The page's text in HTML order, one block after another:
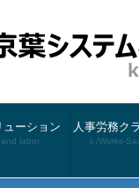
ューション
labor
人事労務ク
ｘ/Works-